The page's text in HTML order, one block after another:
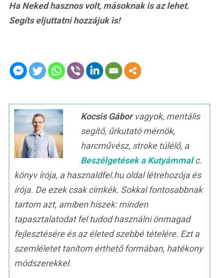
Ha Neked hasznos volt, másoknak is az lehet.
Segíts eljuttatni hozzájuk is!
Kocsis Gáborvagyok, mentális
segítő, űrkutató mérnök,
harcművész, stroke túlélő, a
Beszélgetések a Kutyámmalc.
könyv írója, a hasznaldfel.hu oldal létrehozója és
írója. De ezek csak címkék. Sokkal fontosabbnak
tartom azt, amiben hiszek: minden
tapasztalatodat fel tudod használni önmagad
fejlesztésére és az életed szebbé tételére. Ezt a
szemléletet tanítom érthető formában, hatékony
módszerekkel.